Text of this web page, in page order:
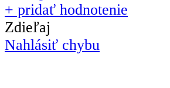
+ pridať hodnotenie
Zdieľaj
Nahlásiť chybu